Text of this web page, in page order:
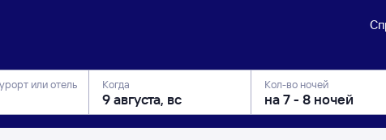
или отель Когда Кол-во ночей